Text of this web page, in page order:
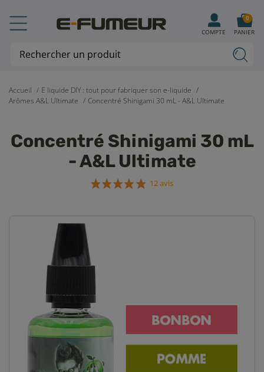
Accueil
E liquide DIY : tout pour fabriquer son e-liquide
Arômes A&L Ultimate
Concentré Shinigami 30 mL - A&L Ultimate
Concentré Shinigami 30 mL
- A&L Ultimate
12 avis
COMPTE PANIER
0